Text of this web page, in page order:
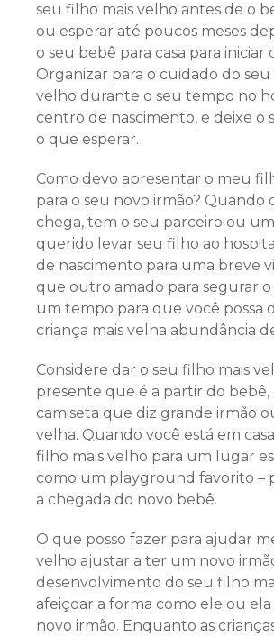
seu filho mais velho antes de o
ou esperar até poucos meses
o seu bebê para casa para iniciar
Organizar para o cuidado do seu
velho durante o seu tempo no
centro de nascimento, e deixe o
o que esperar.
Como devo apresentar o meu
para o seu novo irmão? Quando
chega, tem o seu parceiro ou
querido levar seu filho ao
de nascimento para uma breve
que outro amado para segurar
um tempo para que você possa
criança mais velha abundância
Considere dar o seu filho mais
presente que é a partir do bebê,
camiseta que diz grande irmão
velha. Quando você está em
filho mais velho para um lugar
como um playground favorito –
a chegada do novo bebê.
O que posso fazer para ajudar
velho ajustar a ter um novo
desenvolvimento do seu filho
afeiçoar a forma como ele ou
novo irmão. Enquanto as